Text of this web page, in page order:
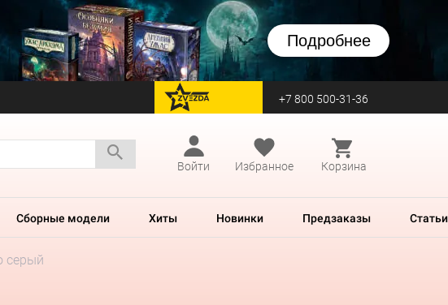
Подробнее
перейти на Zvezda +7 800 500-31-36
Войти
Избранное Корзина
Сборные модели Хиты Новинки Предзаказы Статьи
серый